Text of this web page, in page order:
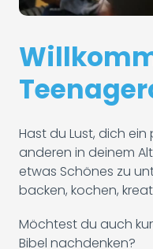
Hast du Lust, dich
anderen in deinem
etwas Schönes zu
backen, kochen,
Möchtest du auch
Bibel nachdenken?